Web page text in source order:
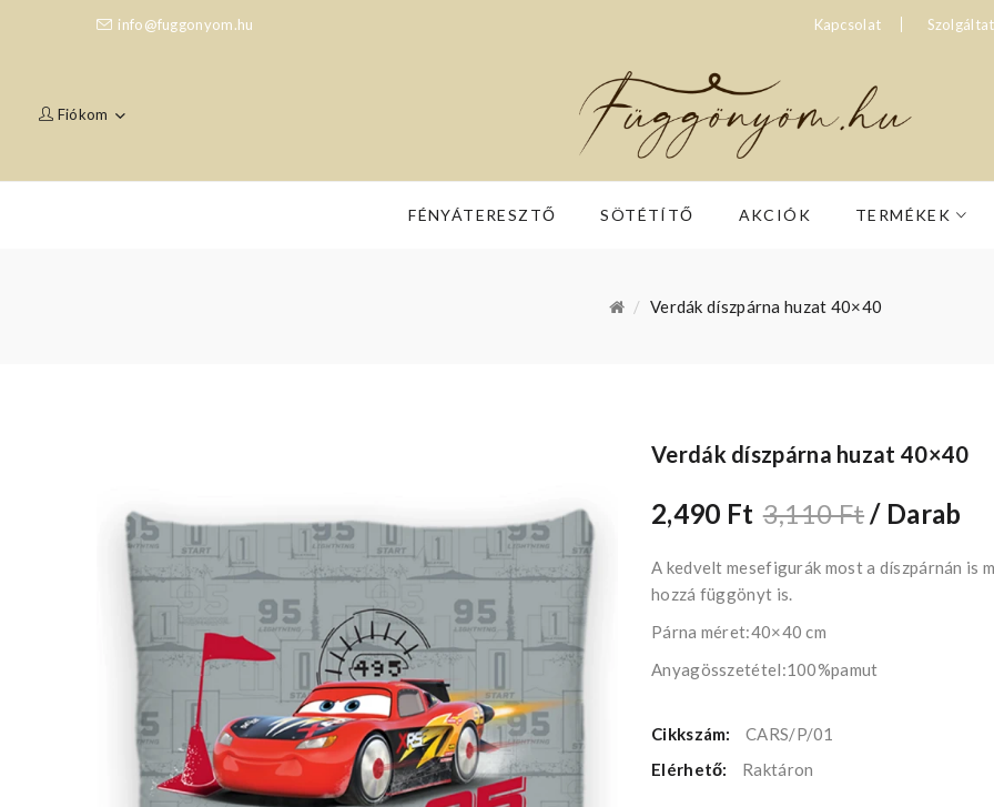
info@fuggonyom.hu Kapcsolat
Fiókom
FÉNYÁTERESZTŐ SÖTÉTÍTŐ AKCIÓK TERMÉKEK
Verdák díszpárna huzat 40×40
Verdák díszpárna huzat 40×40
2,490 Ft 3,110 Ft / Darab
A kedvelt mesefigurák most a díszpárnán is
hozzá függönyt is.
Párna méret:40×40 cm
Anyagösszetétel:100%pamut
Cikkszám:
CARS/P/01
Elérhető:
Raktáron